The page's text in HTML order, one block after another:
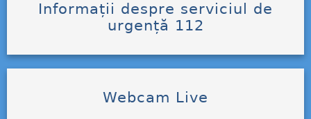
Informații despre serviciul de
urgență 112
Webcam Live